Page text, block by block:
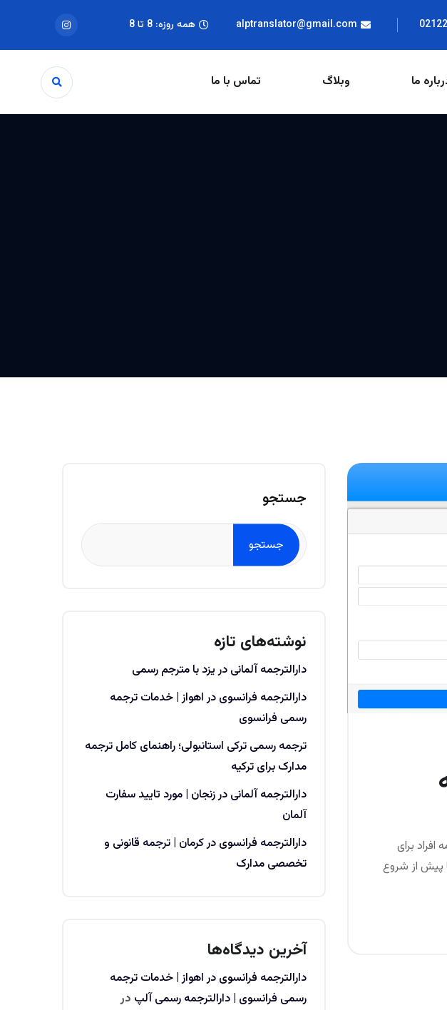
alptranslator@gmail.com همه روزه: 8 تا 8
ما وبلاگ تماس با ما
برای
پیش از شروع
جستجو
جستجو
نوشته‌های تازه
دارالترجمه آلمانی در یزد با مترجم رسمی
دارالترجمه فرانسوی در اهواز | خدمات ترجمه
رسمی فرانسوی
ترجمه رسمی ترکی استانبولی؛ راهنمای کامل ترجمه
مدارک برای ترکیه
دارالترجمه آلمانی در زنجان | مورد تایید سفارت
آلمان
دارالترجمه فرانسوی در کرمان | ترجمه قانونی و
تخصصی مدارک
آخرین دیدگاه‌ها
دارالترجمه فرانسوی در اهواز | خدمات ترجمه
رسمی فرانسوی | دارالترجمه رسمی آلپ در